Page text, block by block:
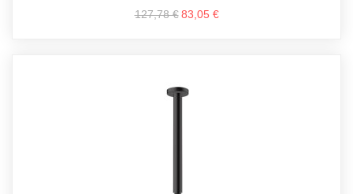
127,78 € 83,05 €